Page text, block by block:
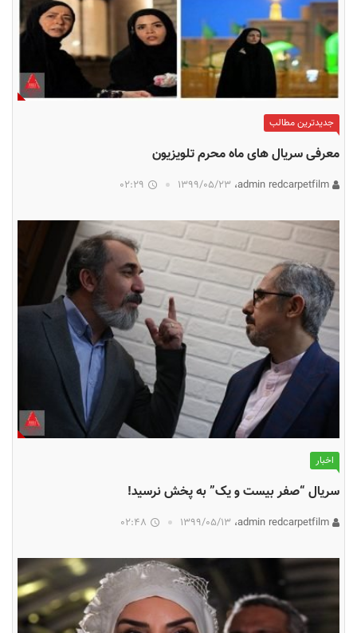
جدیدترین مطالب
معرفی سریال‌ های ماه محرم تلویزیون
۱۳۹۹/۰۵/۲۳ 02:29
اخبار
سریال “صفر بیست و یک” به پخش نرسید!
۱۳۹۹/۰۵/۱۳ 02:48